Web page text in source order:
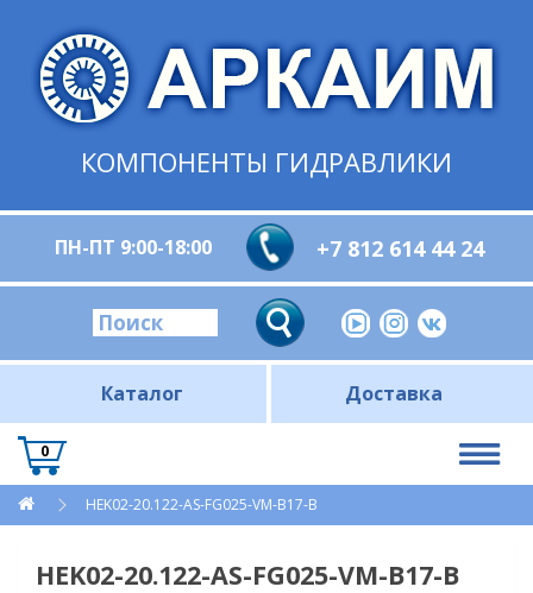
КОМПОНЕНТЫ ГИДРАВЛИКИ
ПН-ПТ 9:00-18:00 +7 812 614 44 24
Каталог Доставка
0
HEK02-20.122-AS-FG025-VM-B17-B
HEK02-20.122-AS-FG025-VM-B17-B